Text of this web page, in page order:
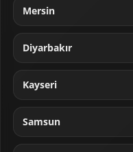
Mersin
Diyarbakır
Kayseri
Samsun